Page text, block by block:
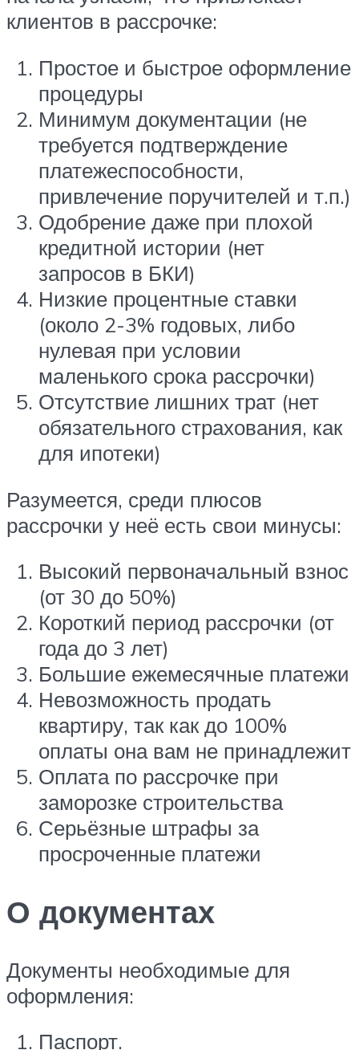
клиентов в рассрочке:
Простое и быстрое оформление
процедуры
Минимум документации (не
требуется подтверждение
платежеспособности,
привлечение поручителей и т.п.)
Одобрение даже при плохой
кредитной истории (нет
запросов в БКИ)
Низкие процентные ставки
(около 2-3% годовых, либо
нулевая при условии
маленького срока рассрочки)
Отсутствие лишних трат (нет
обязательного страхования, как
для ипотеки)
Разумеется, среди плюсов
рассрочки у неё есть свои минусы:
Высокий первоначальный взнос
(от 30 до 50%)
Короткий период рассрочки (от
года до 3 лет)
Большие ежемесячные платежи
Невозможность продать
квартиру, так как до 100%
оплаты она вам не принадлежит
Оплата по рассрочке при
заморозке строительства
Серьёзные штрафы за
просроченные платежи
О документах
Документы необходимые для
оформления:
Паспорт.